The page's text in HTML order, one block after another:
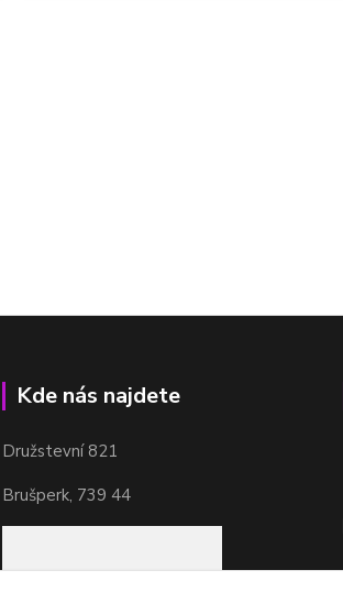
Kde nás najdete
Družstevní 821
Brušperk, 739 44